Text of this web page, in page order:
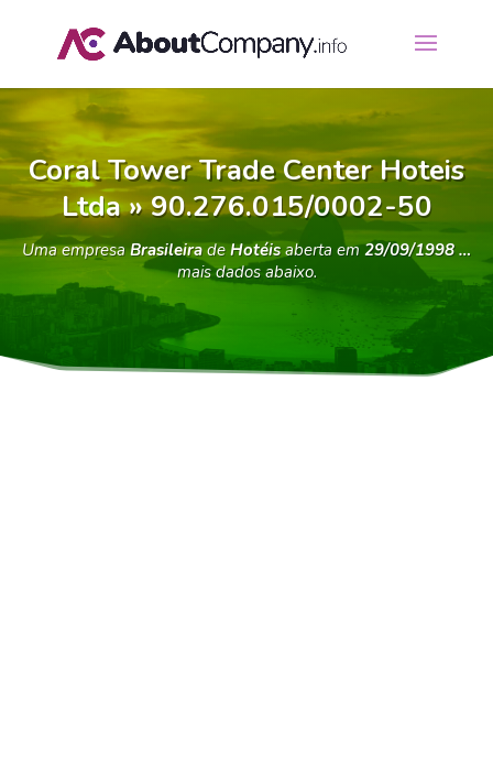
Coral Tower Trade Center Hoteis
Ltda » 90.276.015/0002-50
Uma empresaBrasileiradeHotéisaberta em29/09/1998 …
mais dados abaixo.